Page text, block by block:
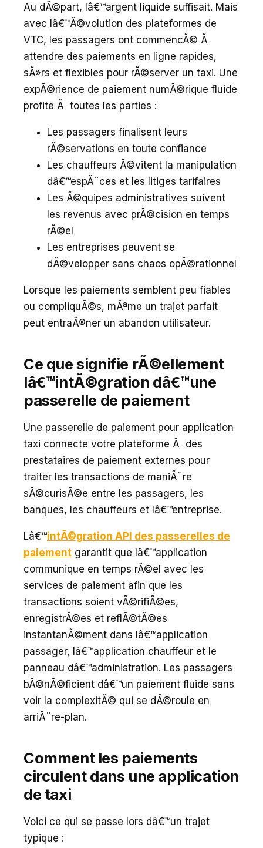
Au dÃ©part, lâ€™argent liquide suffisait. Mais
avec lâ€™Ã©volution des plateformes de
VTC, les passagers ont commencÃ© Ã
attendre des paiements en ligne rapides,
sÃ»rs et flexibles pour rÃ©server un taxi. Une
expÃ©rience de paiement numÃ©rique fluide
profite Ã toutes les parties :
Les passagers finalisent leurs
rÃ©servations en toute confiance
Les chauffeurs Ã©vitent la manipulation
dâ€™espÃ¨ces et les litiges tarifaires
Les Ã©quipes administratives suivent
les revenus avec prÃ©cision en temps
rÃ©el
Les entreprises peuvent se
dÃ©velopper sans chaos opÃ©rationnel
Lorsque les paiements semblent peu fiables
ou compliquÃ©s, mÃªme un trajet parfait
peut entraÃ®ner un abandon utilisateur.
Ce que signifie rÃ©ellement
lâ€™intÃ©gration dâ€™une
passerelle de paiement
Une passerelle de paiement pour application
taxi connecte votre plateforme Ã des
prestataires de paiement externes pour
traiter les transactions de maniÃ¨re
sÃ©curisÃ©e entre les passagers, les
banques, les chauffeurs et lâ€™entreprise.
Lâ€™intÃ©gration API des passerelles de
paiement garantit que lâ€™application
communique en temps rÃ©el avec les
services de paiement afin que les
transactions soient vÃ©rifiÃ©es,
enregistrÃ©es et reflÃ©tÃ©es
instantanÃ©ment dans lâ€™application
passager, lâ€™application chauffeur et le
panneau dâ€™administration. Les passagers
bÃ©nÃ©ficient dâ€™un paiement fluide sans
voir la complexitÃ© qui se dÃ©roule en
arriÃ¨re-plan.
Comment les paiements
circulent dans une application
de taxi
Voici ce qui se passe lors dâ€™un trajet
typique :